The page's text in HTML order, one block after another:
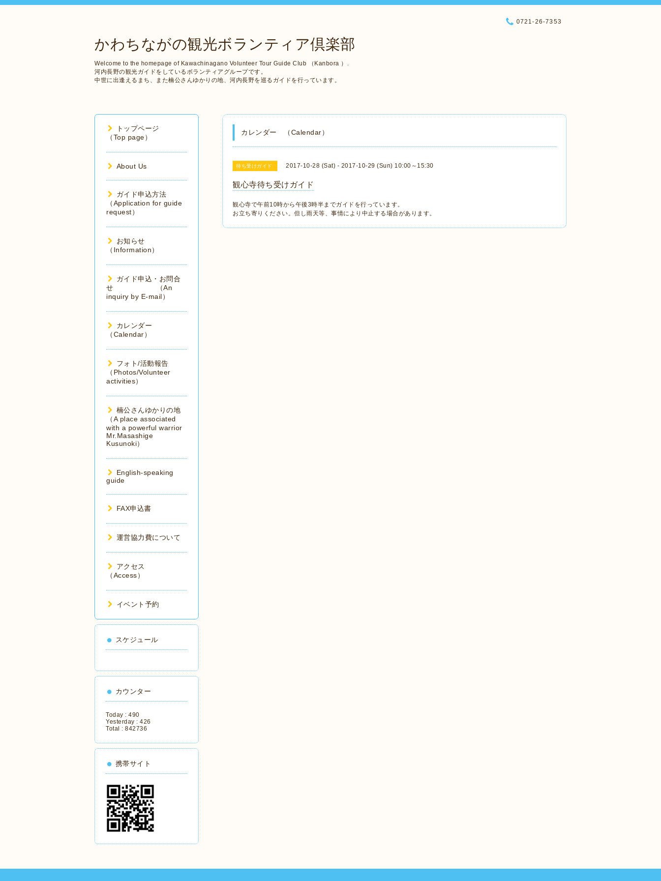
かわちながの観光ボランティア倶楽部
Welcome to the homepage of Kawachinagano Volunteer Tour Guide Club （Kanbora ）.
河内長野の観光ガイドをしているボランティアグループです。
中世に出逢えるまち、また楠公さんゆかりの地、河内長野を巡るガイドを行っています。
0721-26-7353
カレンダー （Calendar）
待ち受けガイド 2017-10-28 (Sat) - 2017-10-29 (Sun) 10:00～15:30
観心寺待ち受けガイド
観心寺で午前10時から午後3時半までガイドを行っています。
お立ち寄りください。但し雨天等、事情により中止する場合があります。
トップページ
（Top page）
About Us
ガイド申込方法
（Application for guide
request）
お知らせ
（Information）
ガイド申込・お問合
せ （An
inquiry by E-mail）
カレンダー
（Calendar）
フォト/活動報告
（Photos/Volunteer
activities）
楠公さんゆかりの地
（A place associated
with a powerful warrior
Mr.Masashige
Kusunoki）
English-speaking
guide
FAX申込書
運営協力費について
アクセス
（Access）
イベント予約
スケジュール
カウンター
Today : 490
Yesterday : 426
Total : 842736
携帯サイト